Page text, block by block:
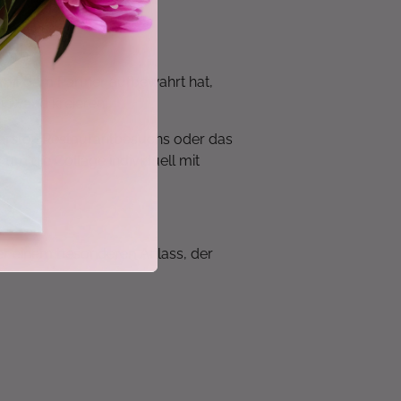
dem Partner aufbewahrt hat,
kreieren.
Restaurantbesuchs oder das
um die Collage individuell mit
einem besonderen Anlass, der